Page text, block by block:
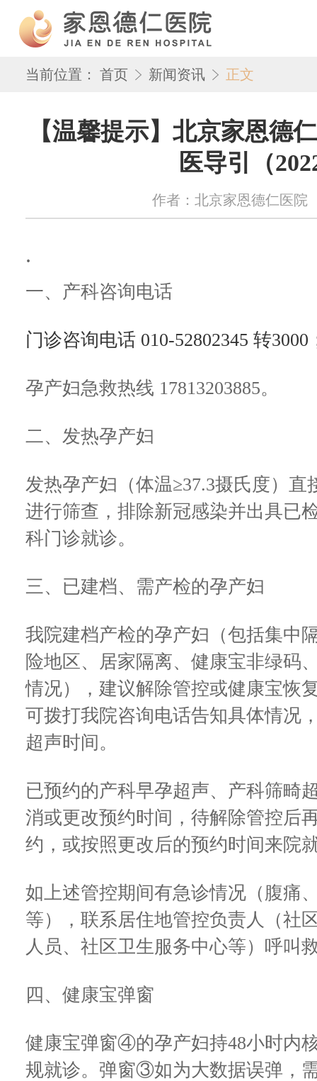
当前位置： 首页 新闻资讯 正文
【温馨提示】北京家恩德
医导引（
作者：北京家恩德仁医院
.
一、产科咨询电话
门诊咨询电话 010-52802345 转3000
孕产妇急救热线 17813203885。
二、发热孕产妇
发热孕产妇（体温≥37.3摄氏度）
进行筛查，排除新冠感染并出具已
科门诊就诊。
三、已建档、需产检的孕产妇
我院建档产检的孕产妇（包括集中
险地区、居家隔离、健康宝非绿码
情况），建议解除管控或健康宝恢
可拨打我院咨询电话告知具体情况
超声时间。
已预约的产科早孕超声、产科筛畸
消或更改预约时间，待解除管控后
约，或按照更改后的预约时间来院
如上述管控期间有急诊情况（腹痛
等），联系居住地管控负责人（社
人员、社区卫生服务中心等）呼叫
四、健康宝弹窗
健康宝弹窗④的孕产妇持48小时内
规就诊。弹窗③如为大数据误弹，